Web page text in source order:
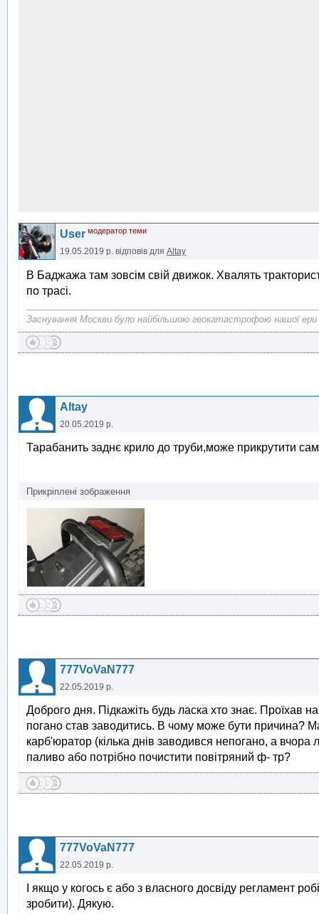
User модератор теми
19.05.2019 р. відповів для Altay
В Баджажа там зовсім свій движок. Хвалять
по трасі.
Заснування Москви було найбільшою геокатастрофою нашої ери
Altay
20.05.2019 р.
Тарабанить заднє крило до труби,може прикрутити
Прикріплені зображення
777VoVaN777
22.05.2019 р.
Доброго дня. Підкажіть будь ласка хто знає. Проїхав
погано став заводитись. В чому може бути причина?
карб'юратор (кілька днів заводився непогано, а вчора
паливо або потрібно почистити повітряний ф- тр?
777VoVaN777
22.05.2019 р.
І якщо у когось є або з власного досвіду регламент
зробити). Дякую.